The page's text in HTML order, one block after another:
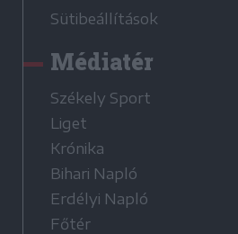
Sütibeállítások
Médiatér
Székely Sport
Liget
Krónika
Bihari Napló
Erdélyi Napló
Főtér